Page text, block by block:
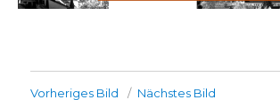
Vorheriges Bild Nächstes Bild